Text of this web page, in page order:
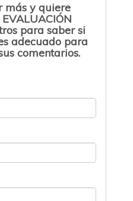
más y quiere
para saber si
adecuado para
comentarios.